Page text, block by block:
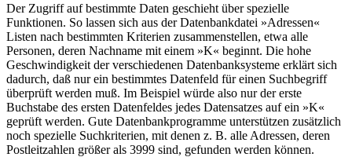
Der Zugriff auf bestimmte Daten geschieht über spezielle
Funktionen. So lassen sich aus der Datenbankdatei »Adressen«
Listen nach bestimmten Kriterien zusammenstellen, etwa alle
Personen, deren Nachname mit einem »K« beginnt. Die hohe
Geschwindigkeit der verschiedenen Datenbanksysteme erklärt sich
dadurch, daß nur ein bestimmtes Datenfeld für einen Suchbegriff
überprüft werden muß. Im Beispiel würde also nur der erste
Buchstabe des ersten Datenfeldes jedes Datensatzes auf ein »K«
geprüft werden. Gute Datenbankprogramme unterstützen zusätzlich
noch spezielle Suchkriterien, mit denen z. B. alle Adressen, deren
Postleitzahlen größer als 3999 sind, gefunden werden können.